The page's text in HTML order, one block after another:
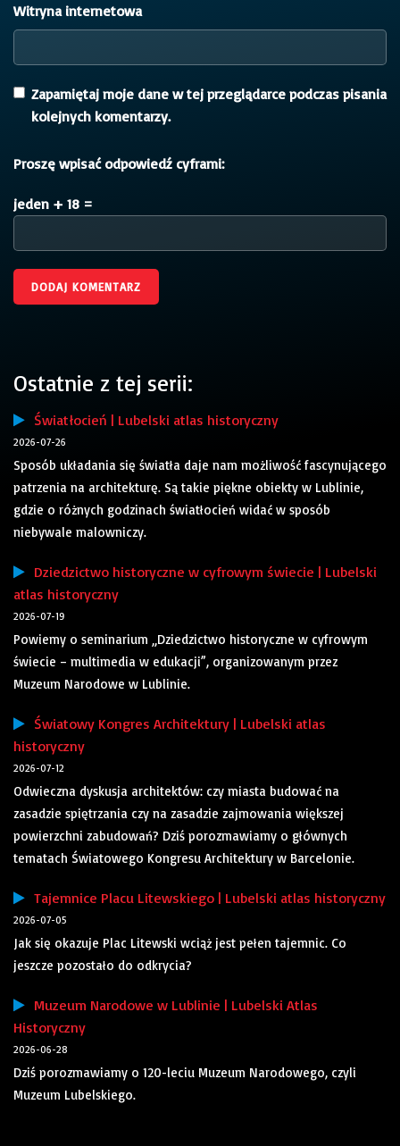
Witryna internetowa
Zapamiętaj moje dane w tej przeglądarce podczas pisania
kolejnych komentarzy.
Proszę wpisać odpowiedź cyframi:
jeden + 18 =
Ostatnie z tej serii:
Światłocień | Lubelski atlas historyczny
2026-07-26
Sposób układania się światła daje nam możliwość fascynującego
patrzenia na architekturę. Są takie piękne obiekty w Lublinie,
gdzie o różnych godzinach światłocień widać w sposób
niebywale malowniczy.
Dziedzictwo historyczne w cyfrowym świecie | Lubelski
atlas historyczny
2026-07-19
Powiemy o seminarium „Dziedzictwo historyczne w cyfrowym
świecie – multimedia w edukacji”, organizowanym przez
Muzeum Narodowe w Lublinie.
Światowy Kongres Architektury | Lubelski atlas
historyczny
2026-07-12
Odwieczna dyskusja architektów: czy miasta budować na
zasadzie spiętrzania czy na zasadzie zajmowania większej
powierzchni zabudowań? Dziś porozmawiamy o głównych
tematach Światowego Kongresu Architektury w Barcelonie.
Tajemnice Placu Litewskiego | Lubelski atlas historyczny
2026-07-05
Jak się okazuje Plac Litewski wciąż jest pełen tajemnic. Co
jeszcze pozostało do odkrycia?
Muzeum Narodowe w Lublinie | Lubelski Atlas
Historyczny
2026-06-28
Dziś porozmawiamy o 120-leciu Muzeum Narodowego, czyli
Muzeum Lubelskiego.